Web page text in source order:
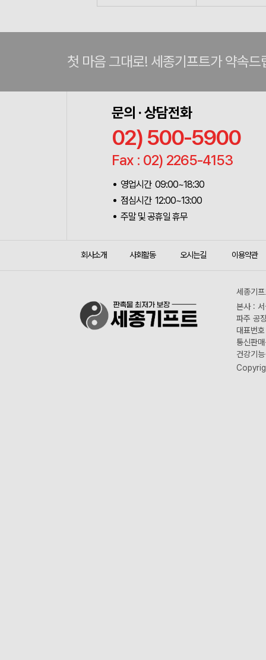
첫 마음 그대로! 세종기프트가 약속드
문의 · 상담전화
02) 500-5900
Fax : 02) 2265-4153
영업시간 09:00~18:30
점심시간 12:00~13:00
주말 및 공휴일 휴무
회사소개 사회활동 오시는길 이용약관
세종기
본사 :
파주 공
대표번
통신판
건강기